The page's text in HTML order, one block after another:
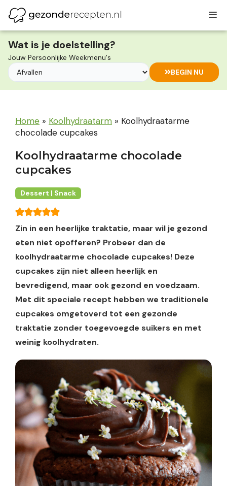
naar
de
inhoud
Wat is je doelstelling?
Jouw Persoonlijke Weekmenu's
BEGIN NU
Home » Koolhydraatarm » Koolhydraatarme
chocolade cupcakes
Koolhydraatarme chocolade
cupcakes
Dessert | Snack
Zin in een heerlijke traktatie, maar wil je gezond
eten niet opofferen? Probeer dan de
koolhydraatarme chocolade cupcakes! Deze
cupcakes zijn niet alleen heerlijk en
bevredigend, maar ook gezond en voedzaam.
Met dit speciale recept hebben we traditionele
cupcakes omgetoverd tot een gezonde
traktatie zonder toegevoegde suikers en met
weinig koolhydraten.